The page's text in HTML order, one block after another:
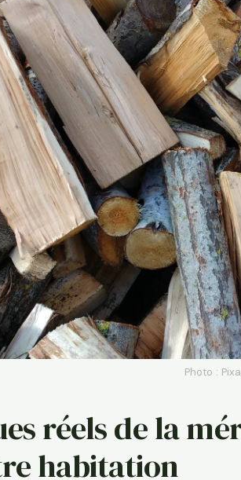
Photo :
réels de la
habitation